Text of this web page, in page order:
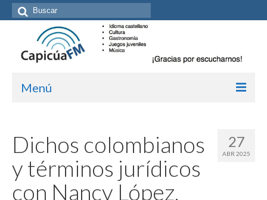
Buscar
por:
Menú
Kit de medios
Cómo suscribirte
Más de Allan Tépper
27
ABR 2025
Dichos colombianos
y términos jurídicos
con Nancy López,